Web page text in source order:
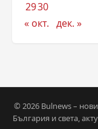
2930
« окт. дек. »
© 2026 Bulnews –
България и света,